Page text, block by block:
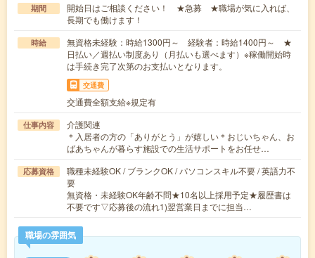
期間
開始日はご相談ください！ ★急募 ★職場が気に入れば、
長期でも働けます！
時給
無資格未経験：時給1300円～ 経験者：時給1400円～ ★
日払い／週払い制度あり（月払いも選べます）※稼働開始時
は手続き完了次第のお支払いとなります。
交通費
交通費全額支給※規定有
仕事内容
介護関連
＊入居者の方の「ありがとう」が嬉しい＊おじいちゃん、お
ばあちゃんが暮らす施設での生活サポートをお任せ…
応募資格
職種未経験OK / ブランクOK / パソコンスキル不要 / 英語力不
要
無資格・未経験OK年齢不問★10名以上採用予定★履歴書は
不要です▽応募後の流れ1)翌営業日までに担当…
職場の雰囲気